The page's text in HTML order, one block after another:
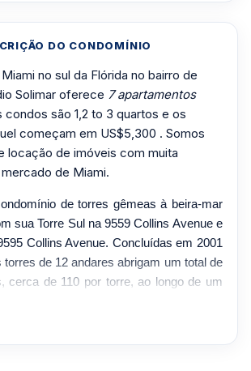
DO CONDOMÍNIO
no sul da Flórida no bairro de
Solimar oferece 7 apartamentos
condos são 1,2 to 3 quartos e os
começam em US$5,300 . Somos
locação de imóveis com muita
de Miami.
de torres gêmeas à beira-mar
sua Torre Sul na 9559 Collins Avenue e
Collins Avenue. Concluídas em 2001
torres de 12 andares abrigam um total de
cerca de 110 por torre, ao longo de um
plantas baixas de um, dois e